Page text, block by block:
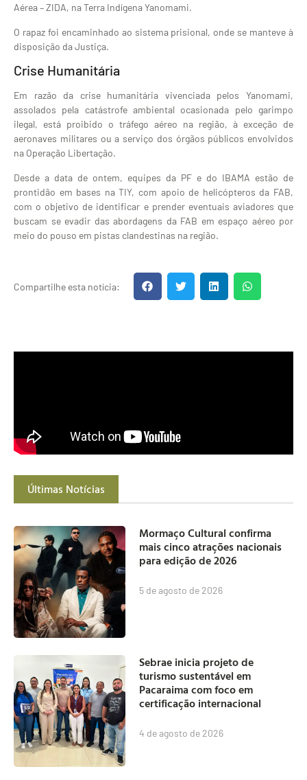
Aérea – ZIDA, na Terra Indígena Yanomami.
O rapaz foi encaminhado ao sistema prisional, onde se manteve à
disposição da Justiça.
Crise Humanitária
Em razão da crise humanitária vivenciada pelos Yanomami,
assolados pela catástrofe ambiental ocasionada pelo garimpo
ilegal, está proibido o tráfego aéreo na região, à exceção de
aeronaves militares ou a serviço dos órgãos públicos envolvidos
na Operação Libertação.
Desde a data de ontem, equipes da PF e do IBAMA estão de
prontidão em bases na TIY, com apoio de helicópteros da FAB,
com o objetivo de identificar e prender eventuais aviadores que
buscam se evadir das abordagens da FAB em espaço aéreo por
meio do pouso em pistas clandestinas na região.
Compartilhe esta notícia:
Últimas Notícias
Mormaço Cultural confirma
mais cinco atrações nacionais
para edição de 2026
5 de agosto de 2026
Sebrae inicia projeto de
turismo sustentável em
Pacaraima com foco em
certificação internacional
4 de agosto de 2026